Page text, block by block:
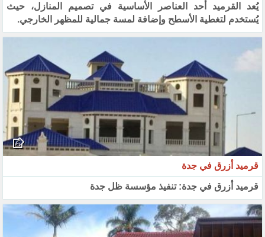
يُعد القرميد أحد العناصر الأساسية في تصميم المنازل، حيث
يُستخدم لتغطية الأسطح وإضافة لمسة جمالية للمظهر الخارجي.
قرميد أزرق في جدة
قرميد أزرق في جدة: تنفيذ مؤسسة ظل جدة